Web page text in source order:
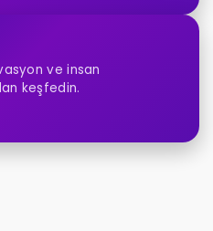
ve insan
keşfedin.